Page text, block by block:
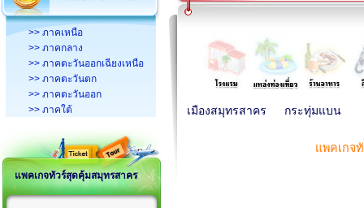
>> ภาคเหนือ
>> ภาคกลาง
>> ภาคตะวันออกเฉียงเหนือ
>> ภาคตะวันตก
>> ภาคตะวันออก
>> ภาคใต้
แพคเกจทัวร์สุดคุ้มสมุทรสาคร
เมืองสมุทรสาคร กระทุ่มแบน
แพคเกจ